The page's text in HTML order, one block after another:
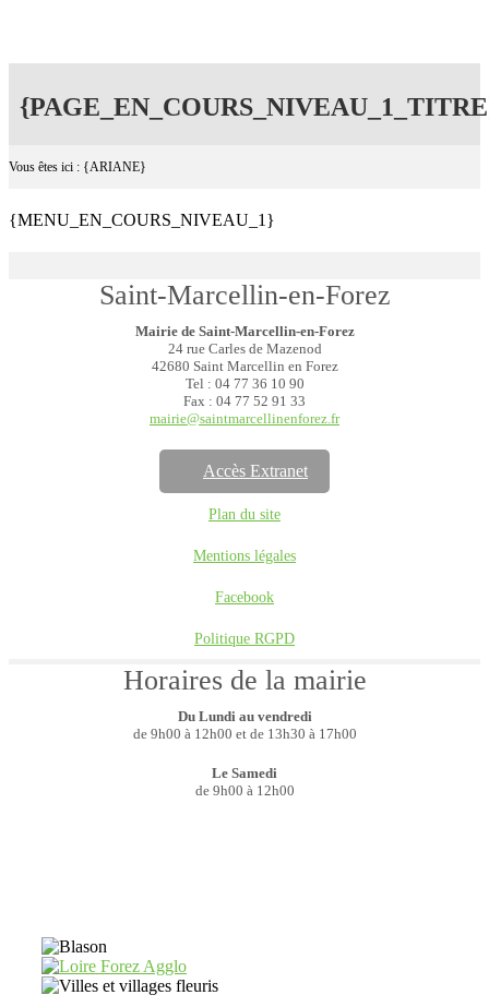
Vous êtes ici : {ARIANE}
{MENU_EN_COURS_NIVEAU_1}
Saint-Marcellin-en-Forez
Mairie de Saint-Marcellin-en-Forez
24 rue Carles de Mazenod
42680 Saint Marcellin en Forez
Tel : 04 77 36 10 90
Fax : 04 77 52 91 33
mairie@saintmarcellinenforez.fr
Accès Extranet
Plan du site
Mentions légales
Facebook
Politique RGPD
Horaires de la mairie
Du Lundi au vendredi
de 9h00 à 12h00 et de 13h30 à 17h00
Le Samedi
de 9h00 à 12h00